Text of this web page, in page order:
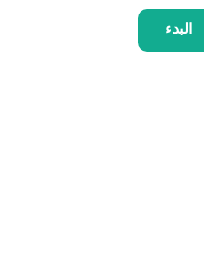
البدء